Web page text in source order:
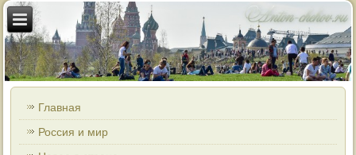
Главная
Россия и мир